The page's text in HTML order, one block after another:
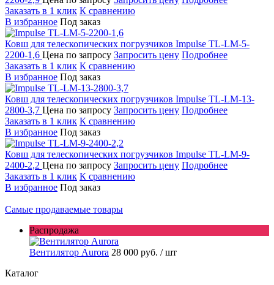
Заказать в 1 клик К сравнению
В избранное Под заказ
Ковш для телескопических погрузчиков Impulse TL-LM-5-
2200-1,6 Цена по запросу Запросить цену Подробнее
Заказать в 1 клик К сравнению
В избранное Под заказ
Ковш для телескопических погрузчиков Impulse TL-LM-13-
2800-3,7 Цена по запросу Запросить цену Подробнее
Заказать в 1 клик К сравнению
В избранное Под заказ
Ковш для телескопических погрузчиков Impulse TL-LM-9-
2400-2,2 Цена по запросу Запросить цену Подробнее
Заказать в 1 клик К сравнению
В избранное Под заказ
Самые продаваемые товары
Распродажа
Вентилятор Aurora 28 000 руб. / шт
Каталог